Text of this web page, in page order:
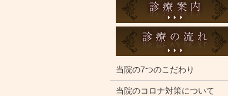
当院の7つのこだわり
当院のコロナ対策について